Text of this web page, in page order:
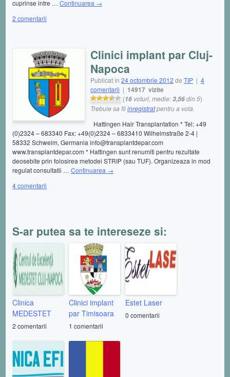
cuprinse intre … Continuarea →
2 comentarii
Clinici implant par Cluj-
Napoca
Publicat în 24 octombrie 2012 de TIP | 4
comentarii | 14917 vizite
(16 voturi, medie:3,56din 5)
Trebuie sa fiiinregistratpentru a vota.
Hattingen Hair Transplantation * Tel: +49
(0)2324 – 683340 Fax: +49(0)2324 – 6833410 Wilhelmstraße 2-4 |
58332 Schwelm, Germania info@transplantdepar.com
www.transplantdepar.com * Hattingen sunt renumiti pentru rezultate
deosebite prin folosirea metodei STRIP (sau TUF). Organizeaza in mod
regulat consultatii … Continuarea →
4 comentarii
S-ar putea sa te intereseze si:
Clinica
MEDESTET
2 comentarii
Clinici implant
par Timisoara
1 comentarii
Estet Laser
0 comentarii